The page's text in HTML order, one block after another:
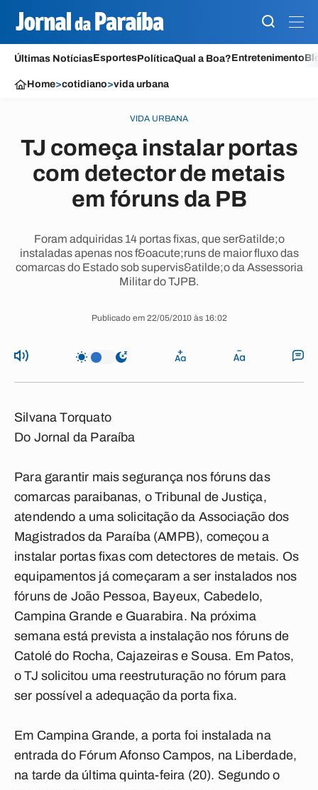
Últimas NotíciasEsportesPolíticaQual a Boa?Entretenimento
Home>cotidiano>vida urbana
VIDA URBANA
TJ começa instalar portas
com detector de metais
em fóruns da PB
Foram adquiridas 14 portas fixas, que ser&atilde;o
instaladas apenas nos f&oacute;runs de maior fluxo das
comarcas do Estado sob supervis&atilde;o da Assessoria
Militar do TJPB.
Publicado em 22/05/2010 às 16:02
Silvana Torquato
Do Jornal da Paraíba
Para garantir mais segurança nos fóruns das
comarcas paraibanas, o Tribunal de Justiça,
atendendo a uma solicitação da Associação dos
Magistrados da Paraíba (AMPB), começou a
instalar portas fixas com detectores de metais. Os
equipamentos já começaram a ser instalados nos
fóruns de João Pessoa, Bayeux, Cabedelo,
Campina Grande e Guarabira. Na próxima
semana está prevista a instalação nos fóruns de
Catolé do Rocha, Cajazeiras e Sousa. Em Patos,
o TJ solicitou uma reestruturação no fórum para
ser possível a adequação da porta fixa.
Em Campina Grande, a porta foi instalada na
entrada do Fórum Afonso Campos, na Liberdade,
na tarde da última quinta-feira (20). Segundo o